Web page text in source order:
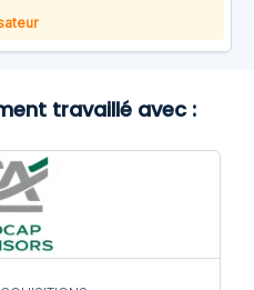
travaillé avec :